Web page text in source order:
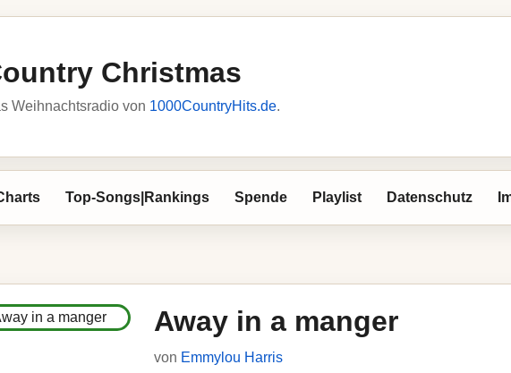
Christmas
Weihnachtsradio von 1000CountryHits.de.
Top-Songs|Rankings Spende Playlist Datenschutz
Away in a manger
von Emmylou Harris